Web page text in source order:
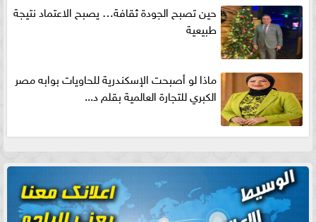
حين تصبح الجودة ثقافة… يصبح الاعتماد نتيجة
طبيعية
ماذا لو أصبحت الإسكندرية للحاويات بوابه مصر
الكبري للتجارة العالمية بقلم د...